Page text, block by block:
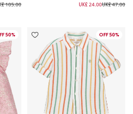
UK£ 47.00
UK£ 24.00
105.00
50% OFF
50% OFF